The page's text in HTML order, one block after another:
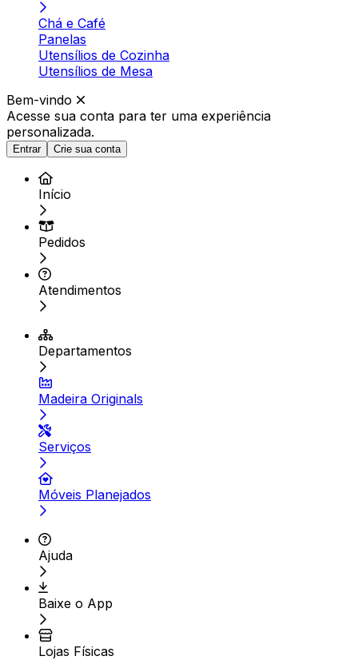
Chá e Café
Panelas
Utensílios de Cozinha
Utensílios de Mesa
Bem-vindo
Acesse sua conta para ter uma experiência
personalizada.
Entrar Crie sua conta
Início
Pedidos
Atendimentos
Departamentos
Madeira Originals
Serviços
Móveis Planejados
Ajuda
Baixe o App
Lojas Físicas